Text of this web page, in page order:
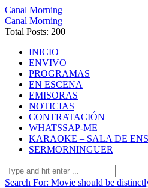
Canal Morning
Canal Morning
Total Posts: 200
INICIO
ENVIVO
PROGRAMAS
EN ESCENA
EMISORAS
NOTICIAS
CONTRATACIÓN
WHATSSAP-ME
KARAOKE – SALA DE
SERMORNINGUER
Search For: Movie should be